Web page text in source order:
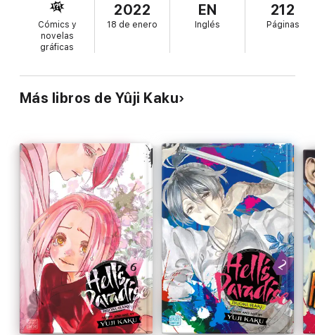
Cómics y
novelas
gráficas
2022
18 de enero
EN
Inglés
212
Páginas
Más libros de Yûji Kaku